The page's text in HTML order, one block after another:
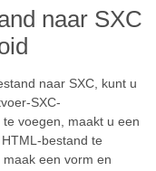
naar SXC
naar SXC, kunt u
SXC-
voegen, maakt u een
bestand te
een vorm en